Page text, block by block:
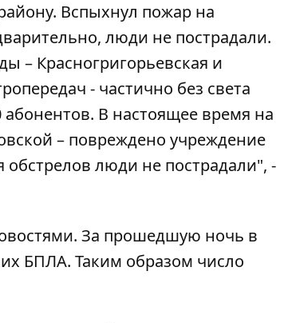
Вспыхнул пожар на
люди не пострадали.
– Красногригорьевская и
- частично без света
абонентов. В настоящее время на
– повреждено учреждение
люди не пострадали", -
За прошедшую ночь в
БПЛА. Таким образом число